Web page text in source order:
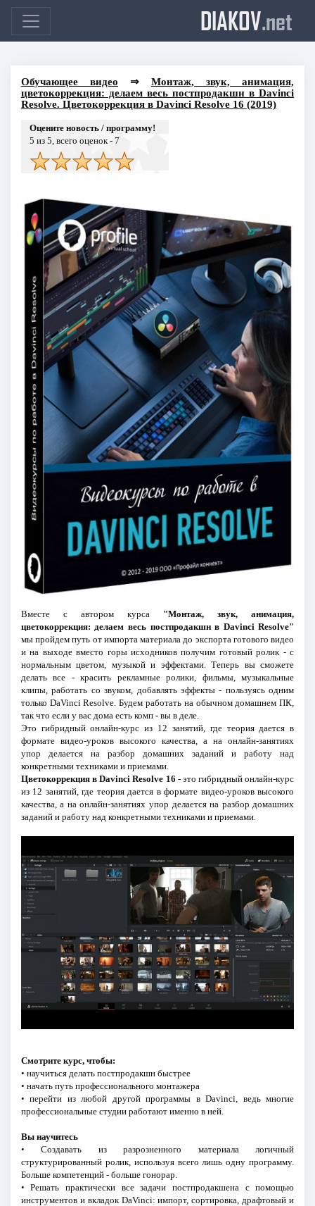
DIAKOV.net
Обучающее видео ⇒Монтаж, звук, анимация,
цветокоррекция: делаем весь постпродакшн в Davinci
Resolve. Цветокоррекция в Davinci Resolve 16 (2019)
Оцените новость / программу!
5 из 5, всего оценок - 7
Вместе с автором курса "Монтаж, звук, анимация,
цветокоррекция: делаем весь постпродакшн в Davinci Resolve"
мы пройдем путь от импорта материала до экспорта готового видео
и на выходе вместо горы исходников получим готовый ролик - с
нормальным цветом, музыкой и эффектами. Теперь вы сможете
делать все - красить рекламные ролики, фильмы, музыкальные
клипы, работать со звуком, добавлять эффекты - пользуясь одним
только DaVinci Resolve. Будем работать на обычном домашнем ПК,
так что если у вас дома есть комп - вы в деле.
Это гибридный онлайн-курс из 12 занятий, где теория дается в
формате видео-уроков высокого качества, а на онлайн-занятиях
упор делается на разбор домашних заданий и работу над
конкретными техниками и приемами.
Цветокоррекция в Davinci Resolve 16 - это гибридный онлайн-курс
из 12 занятий, где теория дается в формате видео-уроков высокого
качества, а на онлайн-занятиях упор делается на разбор домашних
заданий и работу над конкретными техниками и приемами.
Смотрите курс, чтобы:
• научиться делать постпродакшн быстрее
• начать путь профессионального монтажера
• перейти из любой другой программы в Davinci, ведь многие
профессиональные студии работают именно в ней.
Вы научитесь
• Создавать из разрозненного материала логичный
структурированный ролик, используя всего лишь одну программу.
Больше компетенций - больше гонорар.
• Решать практически все задачи постпродакшена с помощью
инструментов и вкладок DaVinci: импорт, сортировка, драфтовый и